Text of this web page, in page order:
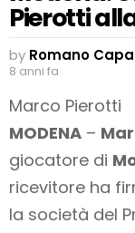
Pierotti
by Romano
8 anni fa
Marco Pierotti
MODENA –
giocatore di
ricevitore ha
la società del